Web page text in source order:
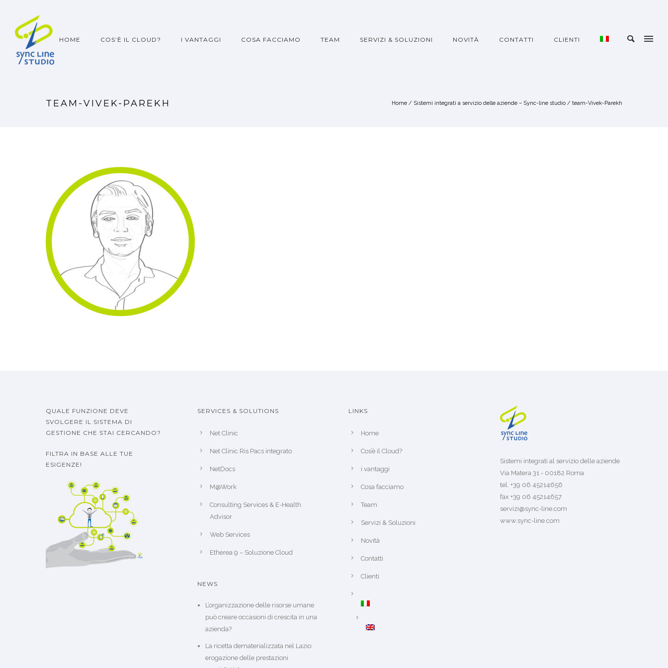
HOME COS’È IL CLOUD? I VANTAGGI COSA FACCIAMO TEAM SERVIZI & SOLUZIONI NOVITÀ CONTATTI CLIENTI
TEAM-VIVEK-PAREKH Home / Sistemi integrati a servizio delle aziende – Sync-line studio / team-Vivek-Parekh
QUALE FUNZIONE DEVE
SVOLGERE IL SISTEMA DI
GESTIONE CHE STAI CERCANDO?
FILTRA IN BASE ALLE TUE
ESIGENZE!
SERVICES & SOLUTIONS
Net Clinic
Net Clinic Ris Pacs integrato
NetDocs
M@Work
Consulting Services & E-Health
Advisor
Web Services
Etherea 9 – Soluzione Cloud
NEWS
L’organizzazione delle risorse umane
può creare occasioni di crescita in una
azienda?
La ricetta dematerializzata nel Lazio:
erogazione delle prestazioni
LINKS
Home
Cos’è il Cloud?
i vantaggi
Cosa facciamo
Team
Servizi & Soluzioni
Novità
Contatti
Clienti
Sistemi integrati al servizio delle aziende
Via Matera 31 - 00182 Roma
tel. +39 06 45214656
fax +39 06 45214657
servizi@sync-line.com
www.sync-line.com